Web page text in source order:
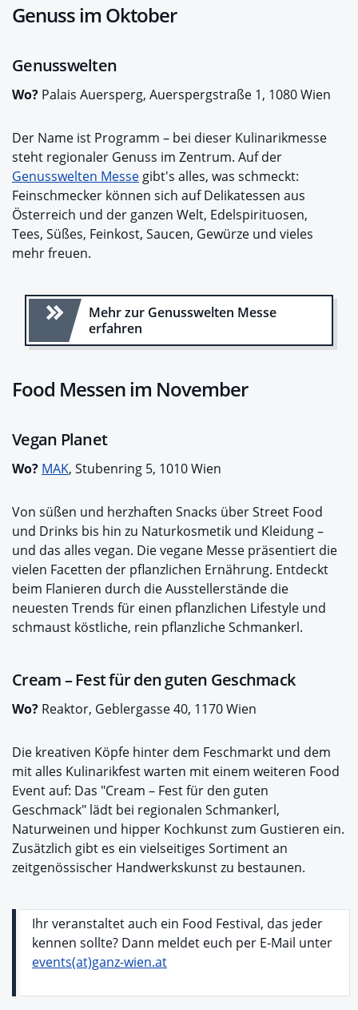
Genuss im Oktober
Genusswelten
Wo? Palais Auersperg, Auerspergstraße 1, 1080 Wien
Der Name ist Programm – bei dieser Kulinarikmesse
steht regionaler Genuss im Zentrum. Auf der
Genusswelten Messe gibt's alles, was schmeckt:
Feinschmecker können sich auf Delikatessen aus
Österreich und der ganzen Welt, Edelspirituosen,
Tees, Süßes, Feinkost, Saucen, Gewürze und vieles
mehr freuen.
Mehr zur Genusswelten Messe
erfahren
Food Messen im November
Vegan Planet
Wo? MAK, Stubenring 5, 1010 Wien
Von süßen und herzhaften Snacks über Street Food
und Drinks bis hin zu Naturkosmetik und Kleidung –
und das alles vegan. Die vegane Messe präsentiert die
vielen Facetten der pflanzlichen Ernährung. Entdeckt
beim Flanieren durch die Ausstellerstände die
neuesten Trends für einen pflanzlichen Lifestyle und
schmaust köstliche, rein pflanzliche Schmankerl.
Cream – Fest für den guten Geschmack
Wo? Reaktor, Geblergasse 40, 1170 Wien
Die kreativen Köpfe hinter dem Feschmarkt und dem
mit alles Kulinarikfest warten mit einem weiteren Food
Event auf: Das "Cream – Fest für den guten
Geschmack" lädt bei regionalen Schmankerl,
Naturweinen und hipper Kochkunst zum Gustieren ein.
Zusätzlich gibt es ein vielseitiges Sortiment an
zeitgenössischer Handwerkskunst zu bestaunen.
Ihr veranstaltet auch ein Food Festival, das jeder
kennen sollte? Dann meldet euch per E-Mail unter
events(at)ganz-wien.at